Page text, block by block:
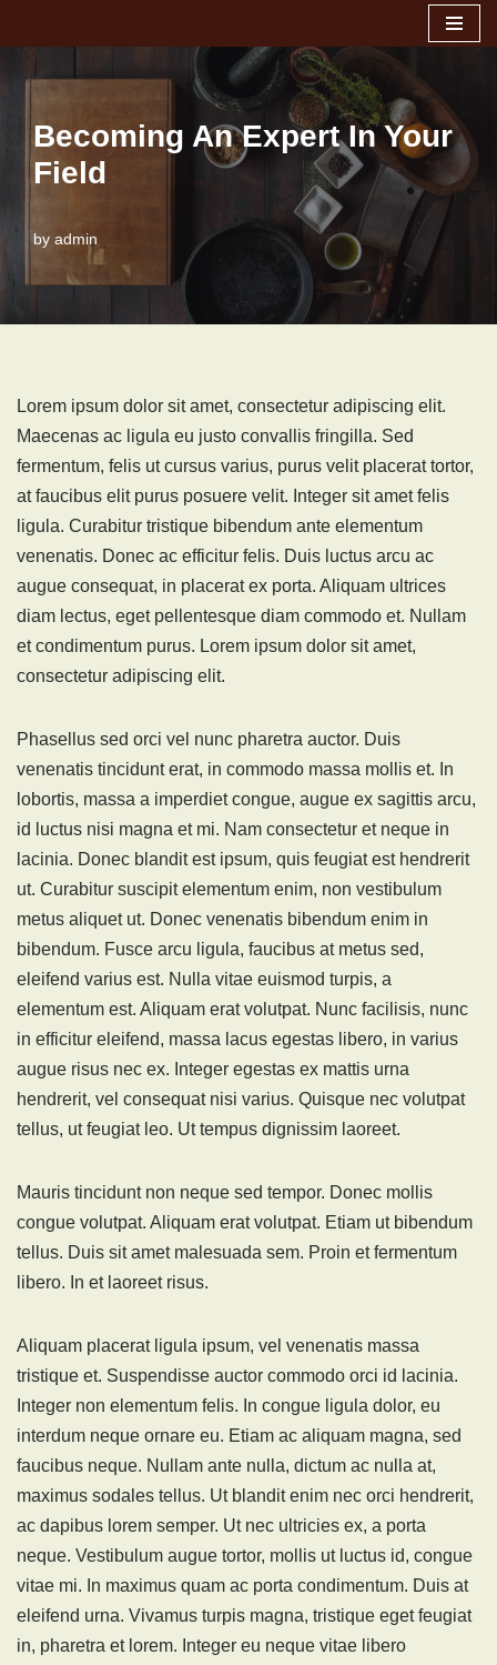
Skip
content
Becoming An Expert In Your
Field
by admin
Lorem ipsum dolor sit amet, consectetur adipiscing elit.
Maecenas ac ligula eu justo convallis fringilla. Sed
fermentum, felis ut cursus varius, purus velit placerat tortor,
at faucibus elit purus posuere velit. Integer sit amet felis
ligula. Curabitur tristique bibendum ante elementum
venenatis. Donec ac efficitur felis. Duis luctus arcu ac
augue consequat, in placerat ex porta. Aliquam ultrices
diam lectus, eget pellentesque diam commodo et. Nullam
et condimentum purus. Lorem ipsum dolor sit amet,
consectetur adipiscing elit.
Phasellus sed orci vel nunc pharetra auctor. Duis
venenatis tincidunt erat, in commodo massa mollis et. In
lobortis, massa a imperdiet congue, augue ex sagittis arcu,
id luctus nisi magna et mi. Nam consectetur et neque in
lacinia. Donec blandit est ipsum, quis feugiat est hendrerit
ut. Curabitur suscipit elementum enim, non vestibulum
metus aliquet ut. Donec venenatis bibendum enim in
bibendum. Fusce arcu ligula, faucibus at metus sed,
eleifend varius est. Nulla vitae euismod turpis, a
elementum est. Aliquam erat volutpat. Nunc facilisis, nunc
in efficitur eleifend, massa lacus egestas libero, in varius
augue risus nec ex. Integer egestas ex mattis urna
hendrerit, vel consequat nisi varius. Quisque nec volutpat
tellus, ut feugiat leo. Ut tempus dignissim laoreet.
Mauris tincidunt non neque sed tempor. Donec mollis
congue volutpat. Aliquam erat volutpat. Etiam ut bibendum
tellus. Duis sit amet malesuada sem. Proin et fermentum
libero. In et laoreet risus.
Aliquam placerat ligula ipsum, vel venenatis massa
tristique et. Suspendisse auctor commodo orci id lacinia.
Integer non elementum felis. In congue ligula dolor, eu
interdum neque ornare eu. Etiam ac aliquam magna, sed
faucibus neque. Nullam ante nulla, dictum ac nulla at,
maximus sodales tellus. Ut blandit enim nec orci hendrerit,
ac dapibus lorem semper. Ut nec ultricies ex, a porta
neque. Vestibulum augue tortor, mollis ut luctus id, congue
vitae mi. In maximus quam ac porta condimentum. Duis at
eleifend urna. Vivamus turpis magna, tristique eget feugiat
in, pharetra et lorem. Integer eu neque vitae libero